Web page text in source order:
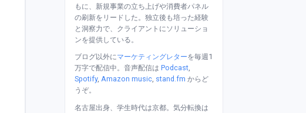
もに、新規事業の立ち上げや消費者パネル
の刷新をリードした。独立後も培った経験
と洞察力で、クライアントにソリューショ
ンを提供している。
ブログ以外にマーケティングレターを毎週1
万字で配信中。音声配信は Podcast,
Spotify, Amazon music, stand.fm からど
うぞ。
名古屋出身、学生時代は京都。気分転換は